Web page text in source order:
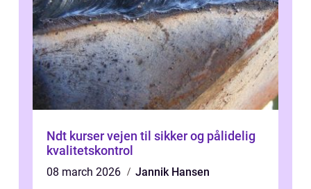
Ndt kurser vejen til sikker og pålidelig
kvalitetskontrol
08 march 2026
Jannik Hansen